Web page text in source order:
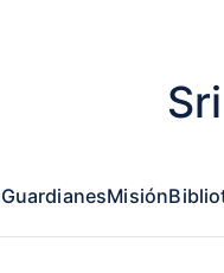
GuardianesMisión